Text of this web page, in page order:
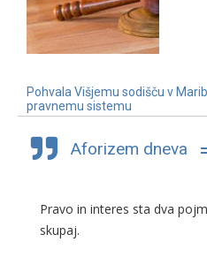
Pohvala Višjemu sodišču v
pravnemu sistemu
3. 7. 2019
Aforizem dneva
Pravo in interes sta dva
skupaj.